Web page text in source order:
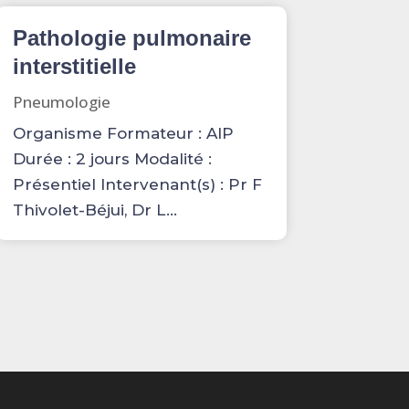
Pathologie pulmonaire
interstitielle
Pneumologie
Organisme Formateur : AIP
Durée : 2 jours Modalité :
Présentiel Intervenant(s) : Pr F
Thivolet-Béjui, Dr L...